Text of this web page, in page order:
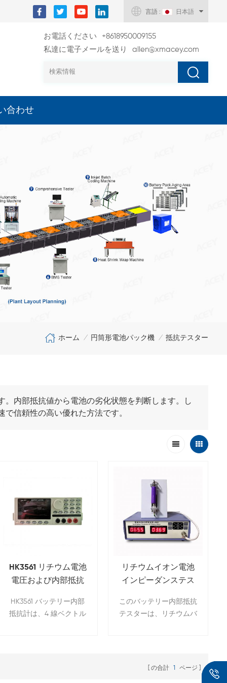
言語 : 日本語
お電話ください
+8618950009155
私達に電子メールを送り
allen@xmacey.com
合わせ
ホーム / 円筒形電池パック機 / 抵抗テスター
内部抵抗値から電池の劣化状態を判断します。し
信頼性の高い優れた方法です。
HK3561 リチウム電池
電圧および内部抵抗
HK3561 バッテリー内部
抵抗計は、4 線ベクトル
リチウムイオン電池
インピーダンステス
ー
このバッテリー内部抵抗
テスターは、リチウムバ
の合計 1 ページ